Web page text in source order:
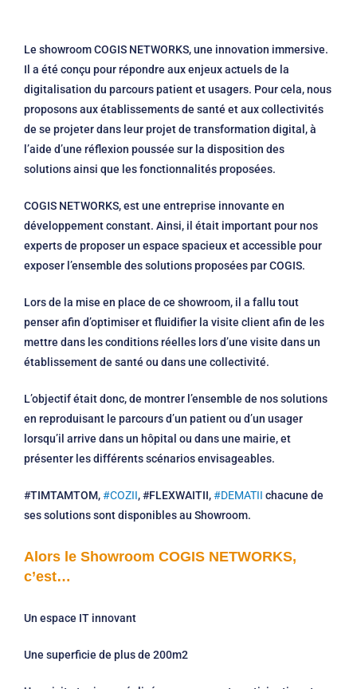
Le showroom COGIS NETWORKS, une innovation immersive.
Il a été conçu pour répondre aux enjeux actuels de la
digitalisation du parcours patient et usagers. Pour cela, nous
proposons aux établissements de santé et aux collectivités
de se projeter dans leur projet de transformation digital, à
l’aide d’une réflexion poussée sur la disposition des
solutions ainsi que les fonctionnalités proposées.
COGIS NETWORKS, est une entreprise innovante en
développement constant. Ainsi, il était important pour nos
experts de proposer un espace spacieux et accessible pour
exposer l’ensemble des solutions proposées par COGIS.
Lors de la mise en place de ce showroom, il a fallu tout
penser afin d’optimiser et fluidifier la visite client afin de les
mettre dans les conditions réelles lors d’une visite dans un
établissement de santé ou dans une collectivité.
L’objectif était donc, de montrer l’ensemble de nos solutions
en reproduisant le parcours d’un patient ou d’un usager
lorsqu’il arrive dans un hôpital ou dans une mairie, et
présenter les différents scénarios envisageables.
#TIMTAMTOM,#COZII, #FLEXWAITII,#DEMATII chacune de
ses solutions sont disponibles au Showroom.
Alors le Showroom COGIS NETWORKS,
c’est…
Un espace IT innovant
Une superficie de plus de 200m2